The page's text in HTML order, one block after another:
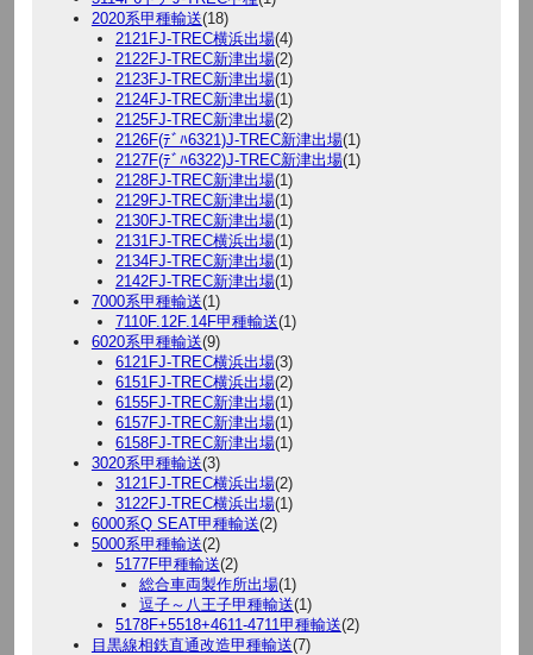
2020系甲種輸送(18)
2121FJ-TREC横浜出場(4)
2122FJ-TREC新津出場(2)
2123FJ-TREC新津出場(1)
2124FJ-TREC新津出場(1)
2125FJ-TREC新津出場(2)
2126F(ﾃﾞﾊ6321)J-TREC新津出場(1)
2127F(ﾃﾞﾊ6322)J-TREC新津出場(1)
2128FJ-TREC新津出場(1)
2129FJ-TREC新津出場(1)
2130FJ-TREC新津出場(1)
2131FJ-TREC横浜出場(1)
2134FJ-TREC新津出場(1)
2142FJ-TREC新津出場(1)
7000系甲種輸送(1)
7110F.12F.14F甲種輸送(1)
6020系甲種輸送(9)
6121FJ-TREC横浜出場(3)
6151FJ-TREC横浜出場(2)
6155FJ-TREC新津出場(1)
6157FJ-TREC新津出場(1)
6158FJ-TREC新津出場(1)
3020系甲種輸送(3)
3121FJ-TREC横浜出場(2)
3122FJ-TREC横浜出場(1)
6000系Q SEAT甲種輸送(2)
5000系甲種輸送(2)
5177F甲種輸送(2)
総合車両製作所出場(1)
逗子～八王子甲種輸送(1)
5178F+5518+4611-4711甲種輸送(2)
目黒線相鉄直通改造甲種輸送(7)